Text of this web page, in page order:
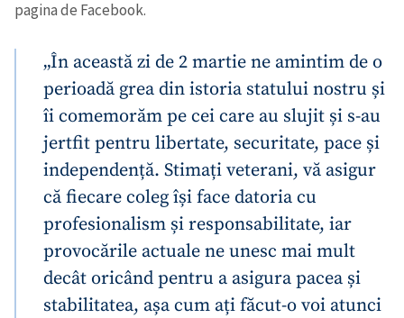
Trimite o informație
Despre ZdG
in English
на русском
pagina de Facebook.
„În această zi de 2 martie ne amintim de o
perioadă grea din istoria statului nostru și
îi comemorăm pe cei care au slujit și s-au
jertfit pentru libertate, securitate, pace și
independență. Stimați veterani, vă asigur
că fiecare coleg își face datoria cu
profesionalism și responsabilitate, iar
provocările actuale ne unesc mai mult
decât oricând pentru a asigura pacea și
stabilitatea, așa cum ați făcut-o voi atunci